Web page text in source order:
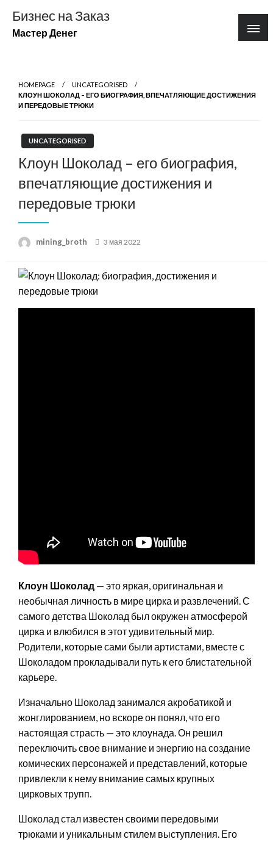
содержимому
Бизнес на Заказ
Мастер Денег
HOMEPAGE
UNCATEGORISED
КЛОУН ШОКОЛАД – ЕГО БИОГРАФИЯ, ВПЕЧАТЛЯЮЩИЕ ДОСТИЖЕНИЯ
И ПЕРЕДОВЫЕ ТРЮКИ
UNCATEGORISED
Клоун Шоколад – его биография,
впечатляющие достижения и
передовые трюки
mining_broth
Posted
3 мая 2022
Клоун Шоколад — это яркая, оригинальная и
необычная личность в мире цирка и развлечений. С
самого детства Шоколад был окружен атмосферой
цирка и влюбился в этот удивительный мир.
Родители, которые сами были артистами, вместе с
Шоколадом прокладывали путь к его блистательной
карьере.
Изначально Шоколад занимался акробатикой и
жонглированием, но вскоре он понял, что его
настоящая страсть — это клоунада. Он решил
переключить свое внимание и энергию на создание
комических персонажей и представлений, которые
привлекли к нему внимание самых крупных
цирковых трупп.
Шоколад стал известен своими передовыми
трюками и уникальным стилем выступления. Его